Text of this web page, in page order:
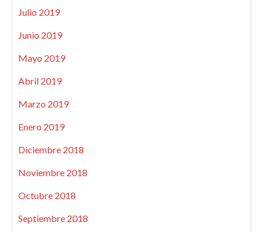
Julio 2019
Junio 2019
Mayo 2019
Abril 2019
Marzo 2019
Enero 2019
Diciembre 2018
Noviembre 2018
Octubre 2018
Septiembre 2018